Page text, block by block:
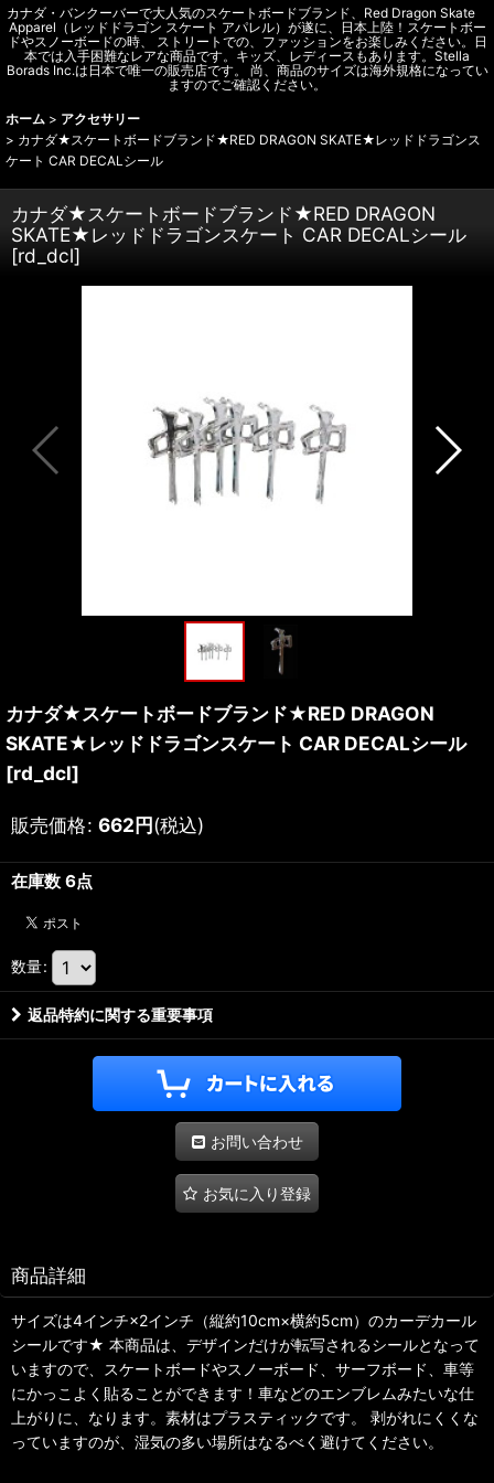
カナダ・バンクーバーで大人気のスケートボードブランド、Red Dragon Skate
Apparel（レッドドラゴン スケート アパレル）が遂に、日本上陸！スケートボー
ドやスノーボードの時、 ストリートでの、ファッションをお楽しみください。日
本では入手困難なレアな商品です。キッズ、レディースもあります。Stella
Borads Inc.は日本で唯一の販売店です。 尚、商品のサイズは海外規格になってい
ますのでご確認ください。
ホーム > アクセサリー
> カナダ★スケートボードブランド★RED DRAGON SKATE★レッドドラゴンス
ケート CAR DECALシール
カナダ★スケートボードブランド★RED DRAGON
SKATE★レッドドラゴンスケート CAR DECALシール
[rd_dcl]
カナダ★スケートボードブランド★RED DRAGON
SKATE★レッドドラゴンスケート CAR DECALシール
[rd_dcl]
販売価格: 662円(税込)
在庫数 6点
数量:
返品特約に関する重要事項
お問い合わせ
お気に入り登録
商品詳細
サイズは4インチ×2インチ（縦約10cm×横約5cm）のカーデカール
シールです★ 本商品は、デザインだけが転写されるシールとなって
いますので、スケートボードやスノーボード、サーフボード、車等
にかっこよく貼ることができます！車などのエンブレムみたいな仕
上がりに、なります。素材はプラスティックです。 剥がれにくくな
っていますのが、湿気の多い場所はなるべく避けてください。